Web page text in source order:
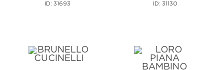
ID: 31693 ID: 31130